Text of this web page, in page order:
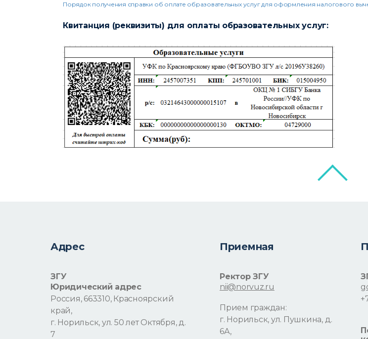
Порядок получения справки об оплате образовательных услуг для оформления налогового
Квитанция (реквизиты) для оплаты образовательных услуг:
Адрес
ЗГУ
Юридический адрес
Россия, 663310, Красноярский
край,
г. Норильск, ул. 50 лет Октября, д.
7
Приемная
Ректор ЗГУ
nii@norvuz.ru
Прием граждан:
г. Норильск, ул. Пушкина, д.
6А,